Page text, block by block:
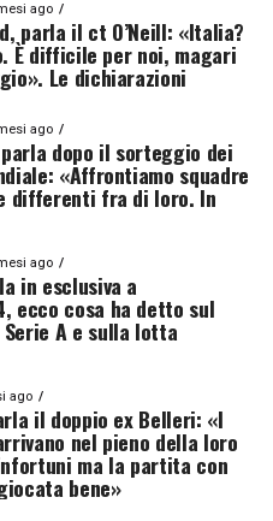
ago
parla il ct O’Neill: «Italia?
È difficile per noi, magari
Le dichiarazioni
ago
dopo il sorteggio dei
«Affrontiamo squadre
differenti fra di loro. In
ago
in esclusiva a
ecco cosa ha detto sul
A e sulla lotta
ago
il doppio ex Belleri: «I
nel pieno della loro
ma la partita con
bene»